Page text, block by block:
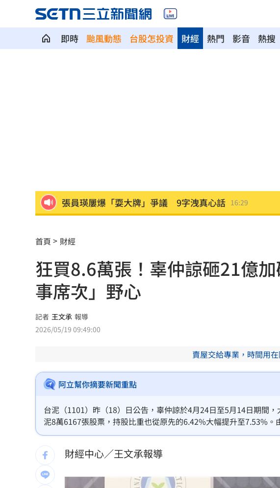
即時 颱風動態 台股怎投資 熱門 影音 熱搜
財經
張員瑛屢爆「耍大牌」爭議 9字洩真心話 16:29
蕭敬騰開餐廳被當盤子？房東溢價快10萬
慈濟買BNT遭詐 蔡英文：務必相信專業 16:19
73歲首過父親節 他找亡妻淚：今天好快樂
助鳳飛飛一炮而紅 龍千玉亡父超狂身分曝
天空突下起麻將雨 士林婦險遭砸頭受傷
不斷更新／虎航8日沖繩石垣島8班停飛 16:15
反指標女神一句話旺宏重摔！網抖：求放過
吉安鄉公所副主任酒駕 突開車門害摔車 16:12
白海豚會放颱風假？最新暴風圈侵襲率曝光 16:12
前員工虐殺董座封屍 他見煞：有冤屈在哭
首頁 財經
狂買8.6萬張！辜仲諒砸21億
事席次」野心
記者 王文承 報導
2026/05/19 09:49:00
賣屋交給專業，時間用
阿立幫你摘要新聞重點
台泥（1101）昨（18）日公告，辜仲諒於4月24日至5月14日期間
泥8萬6167張股票，持股比重也從原先的6.42%大幅提升至7.53%
他人當選董事」，外界解讀，這次布局已不只是單純投資，更被視
財經中心／王文承報導